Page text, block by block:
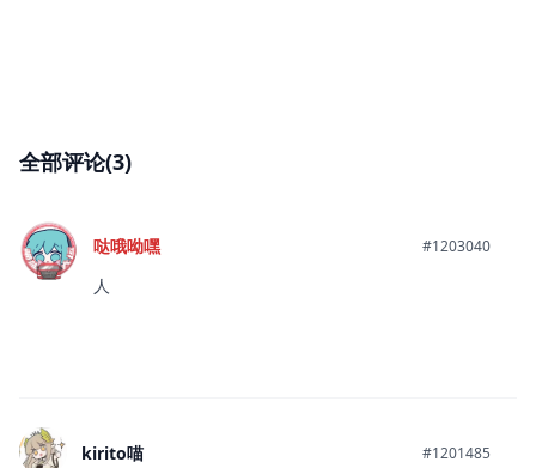
全部评论(3)
哒哦呦嘿 #1203040
人
kirito喵 #1201485